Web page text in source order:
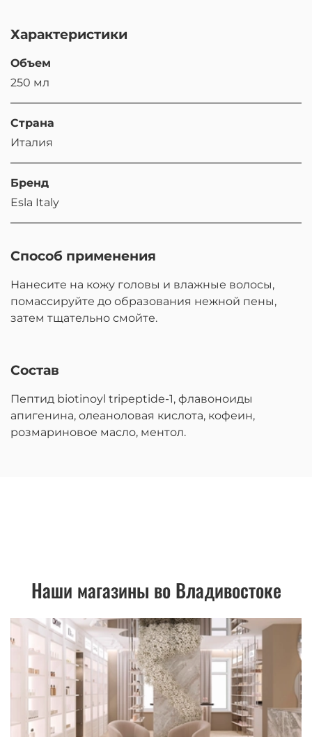
Характеристики
Объем
250 мл
Страна
Италия
Бренд
Esla Italy
Способ применения
Нанесите на кожу головы и влажные волосы,
помассируйте до образования нежной пены,
затем тщательно смойте.
Состав
Пептид biotinoyl tripeptide-1, флавоноиды
апигенина, олеаноловая кислота, кофеин,
розмариновое масло, ментол.
Наши магазины во Владивостоке